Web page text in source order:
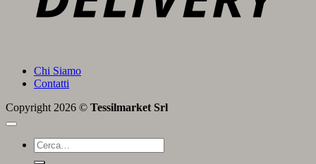
Chi Siamo
Contatti
Copyright 2026 © Tessilmarket Srl
Cerca: